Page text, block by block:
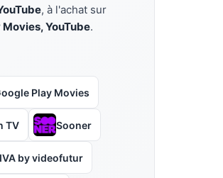
, à l'achat sur
YouTube.
Play Movies
TV Sooner
by videofutur